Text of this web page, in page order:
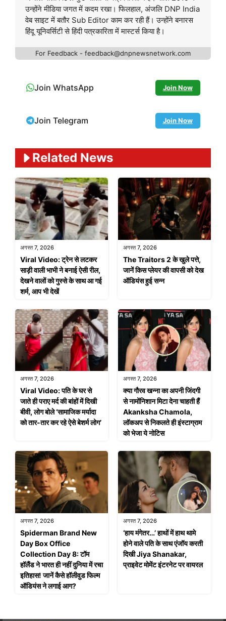
उन्होंने मीडिया जगत में कदम रखा। फिलहाल, अंजलि DNP India
वेब साइट में बतौर Sub Editor काम कर रही हैं। उन्होंने बनारस
हिंदू यूनिवर्सिटी से हिंदी पत्रकारिता में मास्टर्स किया है।
For Feedback - feedback@dnpnewsnetwork.com
Join WhatsApp Join Now
Join Telegram Join Now
Related News
अगस्त 7, 2026
Viral Video: ट्रेन से लटकर
साड़ी वाली भाभी ने बनाई ऐसी रील,
देखने वालों को गुस्से के साथ आ गई
शर्म, आप भी देखें
अगस्त 7, 2026
The Traitors 2 के खुले पत्ते,
जानें किस प्लेयर की वापसी को देख
ऑडियंस हुई सन्न
अगस्त 7, 2026
Viral Video: पति के घर से
जाते ही पराए मर्द की बांहों में दिखी
बीवी, लोग बोले ‘सामाजिक मर्यादा
को तार-तार कर रहे ऐसे बेशर्म लोग’
अगस्त 7, 2026
क्या गौरव खन्ना का अपनी जिंदगी
से नामोंनिशान मिटा देना चाहती हैं
Akanksha Chamola,
लॉकअप से निकलते ही इंस्टाग्राम
को भेजा ये नोटिस
अगस्त 7, 2026
Spiderman Brand New
Day Box Office
Collection Day 8: टॉम
हॉलैंड ने भारत ही नहीं दुनिया में रचा
इतिहास! जानें कैसे हॉलीवुड फिल्म
ऑडियंस ने लगाई आग?
अगस्त 7, 2026
‘हाय मंगेतर…’ हाथों में हाथ थामे
होने वाले पति के साथ एंजॉय करती
दिखी Jiya Shanakar,
प्राइवेट मोमेंट इंटरनेट पर वायरल